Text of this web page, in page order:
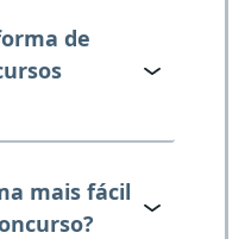
de
mais fácil